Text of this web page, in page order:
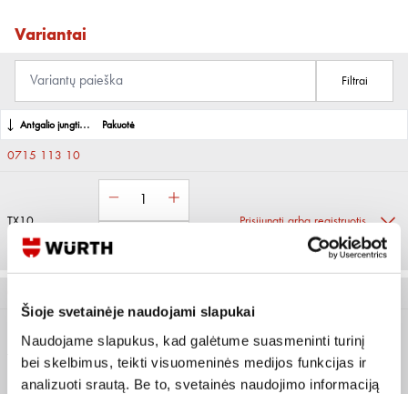
Šioje svetainėje naudojami slapukai
Naudojame slapukus, kad galėtume suasmeninti turinį
bei skelbimus, teikti visuomeninės medijos funkcijas ir
analizuoti srautą. Be to, svetainės naudojimo informaciją
Variantai
Filtrai
Antgalio jungtis Pakuotė
0715 113 10
TX10 Prisijungti arba registruotis
TX15 Prisijungti arba registruotis